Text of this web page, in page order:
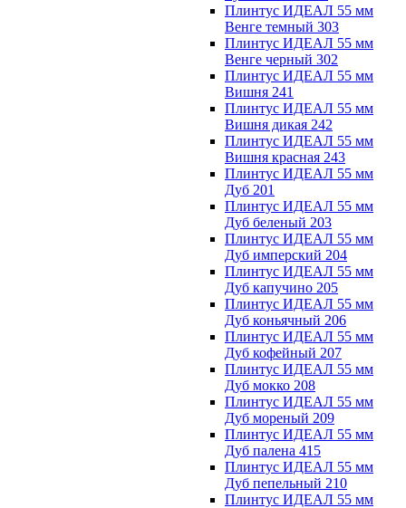
Плинтус ИДЕАЛ 55 мм
Венге темный 303
Плинтус ИДЕАЛ 55 мм
Венге черный 302
Плинтус ИДЕАЛ 55 мм
Вишня 241
Плинтус ИДЕАЛ 55 мм
Вишня дикая 242
Плинтус ИДЕАЛ 55 мм
Вишня красная 243
Плинтус ИДЕАЛ 55 мм
Дуб 201
Плинтус ИДЕАЛ 55 мм
Дуб беленый 203
Плинтус ИДЕАЛ 55 мм
Дуб имперский 204
Плинтус ИДЕАЛ 55 мм
Дуб капучино 205
Плинтус ИДЕАЛ 55 мм
Дуб коньячный 206
Плинтус ИДЕАЛ 55 мм
Дуб кофейный 207
Плинтус ИДЕАЛ 55 мм
Дуб мокко 208
Плинтус ИДЕАЛ 55 мм
Дуб мореный 209
Плинтус ИДЕАЛ 55 мм
Дуб палена 415
Плинтус ИДЕАЛ 55 мм
Дуб пепельный 210
Плинтус ИДЕАЛ 55 мм